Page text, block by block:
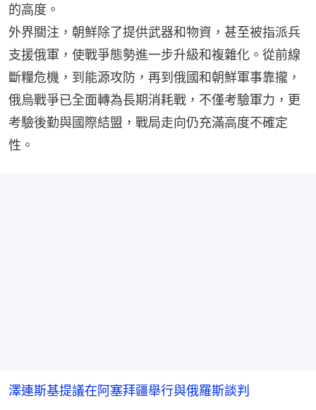
的高度。
外界關注，朝鮮除了提供武器和物資，甚至被指派兵
支援俄軍，使戰爭態勢進一步升級和複雜化。從前線
斷糧危機，到能源攻防，再到俄國和朝鮮軍事靠攏，
俄烏戰爭已全面轉為長期消耗戰，不僅考驗軍力，更
考驗後勤與國際結盟，戰局走向仍充滿高度不確定
性。
澤連斯基提議在阿塞拜疆舉行與俄羅斯談判